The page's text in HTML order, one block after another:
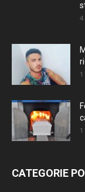
4
CATEGORIE